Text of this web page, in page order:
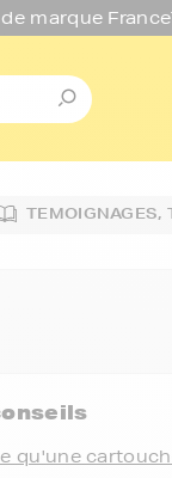
marque
TEMOIGNAGES,
qu'une